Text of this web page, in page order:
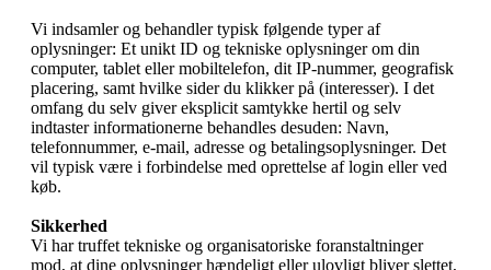
Vi indsamler og behandler typisk følgende typer af
oplysninger: Et unikt ID og tekniske oplysninger om din
computer, tablet eller mobiltelefon, dit IP-nummer, geografisk
placering, samt hvilke sider du klikker på (interesser). I det
omfang du selv giver eksplicit samtykke hertil og selv
indtaster informationerne behandles desuden: Navn,
telefonnummer, e-mail, adresse og betalingsoplysninger. Det
vil typisk være i forbindelse med oprettelse af login eller ved
køb.
Sikkerhed
Vi har truffet tekniske og organisatoriske foranstaltninger
mod, at dine oplysninger hændeligt eller ulovligt bliver slettet,